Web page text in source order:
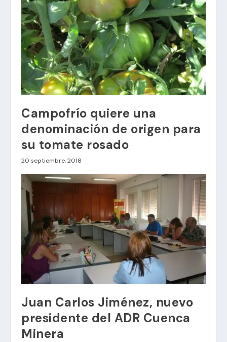
Campofrío quiere una
denominación de origen para
su tomate rosado
20 septiembre, 2018
Juan Carlos Jiménez, nuevo
presidente del ADR Cuenca
Minera